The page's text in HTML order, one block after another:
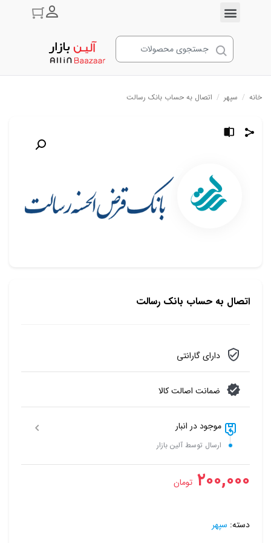
ورود به
خانه / سپهر / اتصال به حساب بانک رسالت
اتصال به حساب بانک رسالت
دارای گارانتی
ضمانت اصالت کالا
موجود در انبار
ارسال توسط آلین بازار
۲۰۰,۰۰۰ تومان
دسته: سپهر